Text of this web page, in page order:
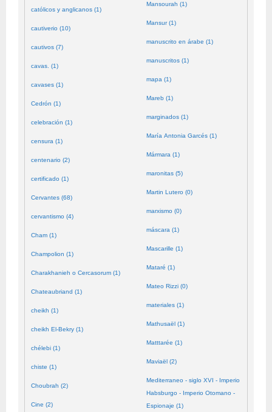
católicos y anglicanos (1)
cautiverio (10)
cautivos (7)
cavas. (1)
cavases (1)
Cedrón (1)
celebración (1)
censura (1)
centenario (2)
certificado (1)
Cervantes (68)
cervantismo (4)
Cham (1)
Champolion (1)
Charakhanieh o Cercasorum (1)
Chateaubriand (1)
cheikh (1)
cheikh El-Bekry (1)
chélebi (1)
chiste (1)
Choubrah (2)
Cine (2)
Mansourah (1)
Mansur (1)
manuscrito en árabe (1)
manuscritos (1)
mapa (1)
Mareb (1)
marginados (1)
María Antonia Garcés (1)
Mármara (1)
maronitas (5)
Martin Lutero (0)
marxismo (0)
máscara (1)
Mascarille (1)
Mataré (1)
Mateo Rizzi (0)
materiales (1)
Mathusaël (1)
Matttarée (1)
Maviaël (2)
Mediterraneo - siglo XVI - Imperio
Habsburgo - Imperio Otomano -
Espionaje (1)